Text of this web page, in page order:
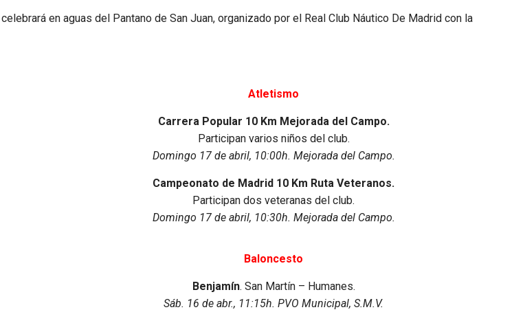
en aguas del Pantano de San Juan, organizado por el Real Club Náutico De Madrid con la
Atletismo
Carrera Popular 10 Km Mejorada del Campo.
Participan varios niños del club.
Domingo 17 de abril, 10:00h. Mejorada del Campo.
Campeonato de Madrid 10 Km Ruta Veteranos.
Participan dos veteranas del club.
Domingo 17 de abril, 10:30h. Mejorada del Campo.
Baloncesto
Benjamín. San Martín – Humanes.
Sáb. 16 de abr., 11:15h. PVO Municipal, S.M.V.